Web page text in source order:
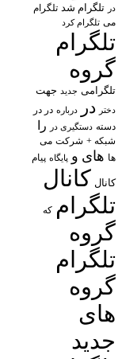
در تلگرام شد تلگرام
می تلگرام کرد
تلگرام
گروه
تلگرامی جدید جهت
دختر در درباره در در
دسته دستگیری در را
شبکه + شرکت می
ها های و پایگاه پیام
کانال کانال
تلگرام که
گروه
تلگرام
گروه
های
جدید